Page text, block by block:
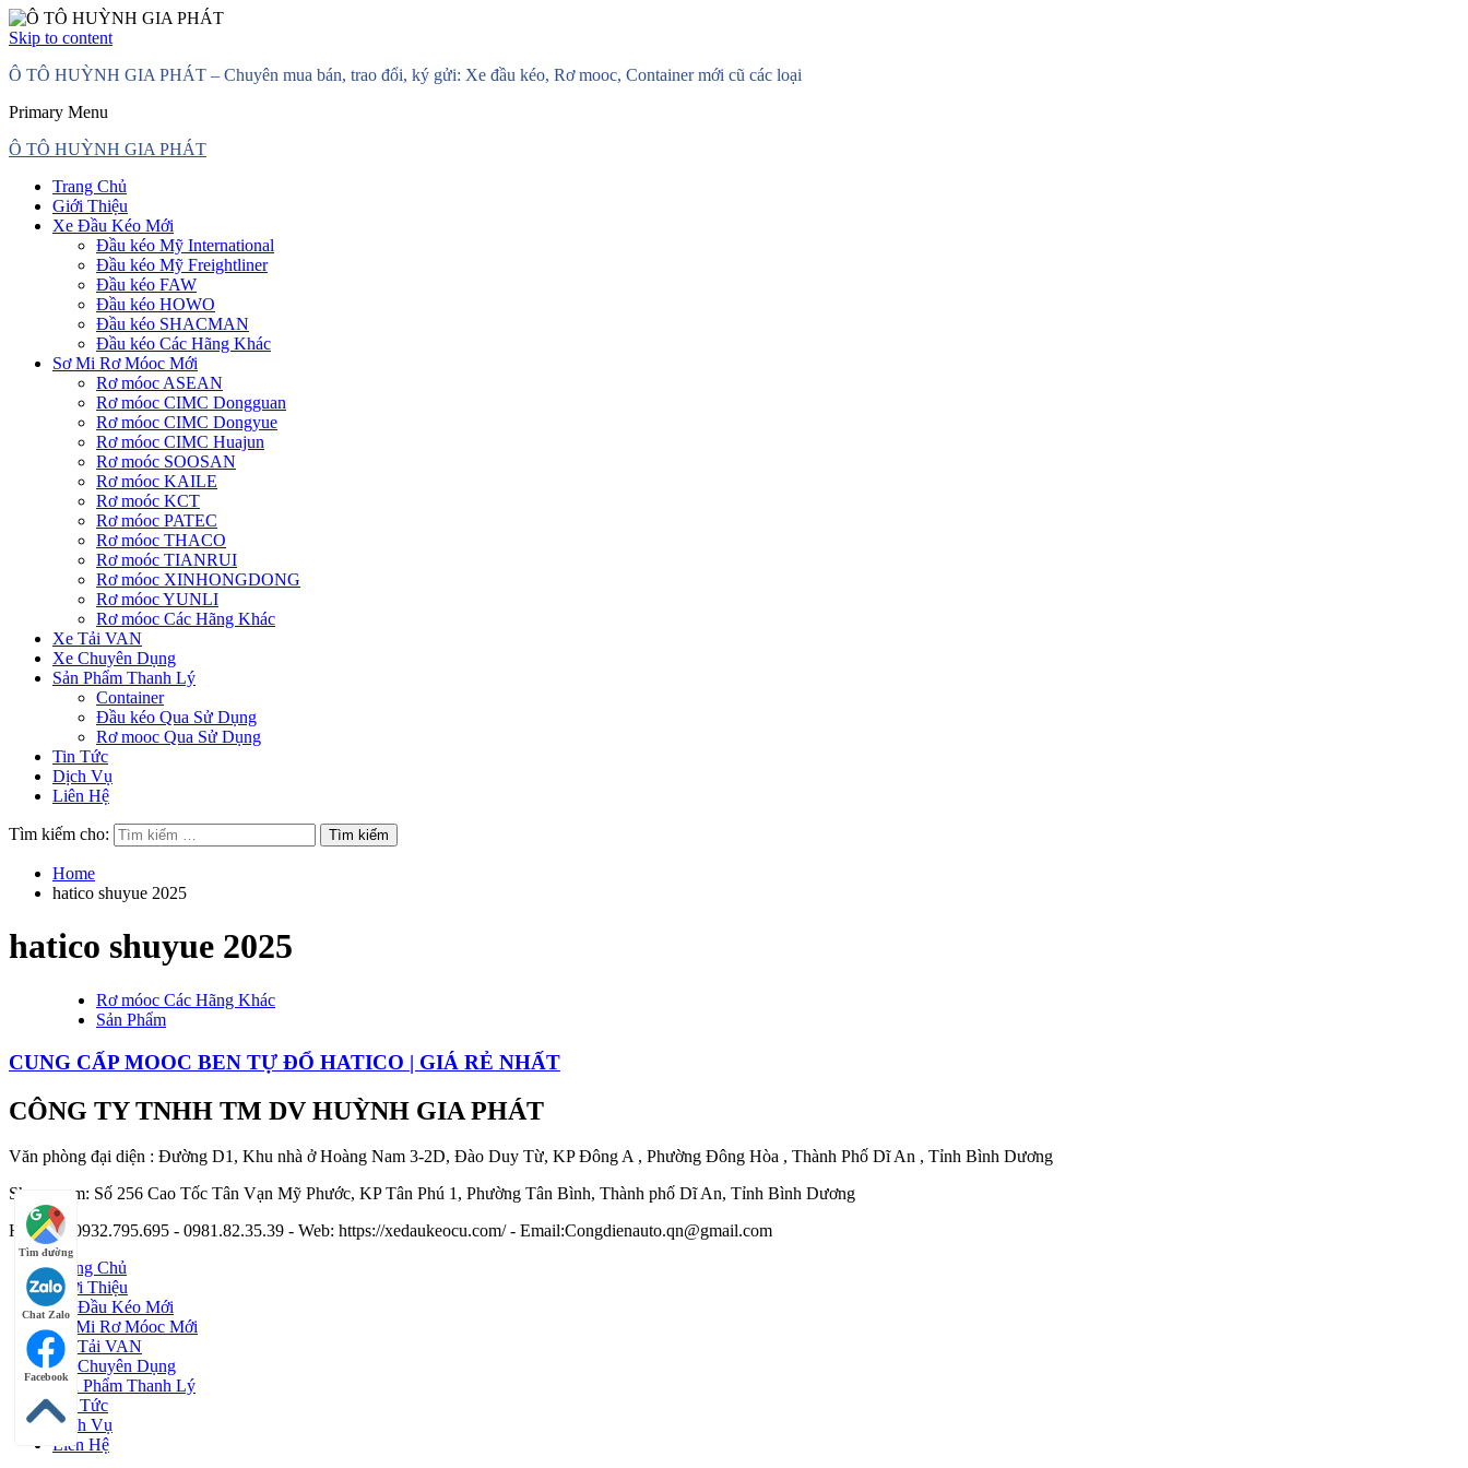
Skip to content
Ô TÔ HUỲNH GIA PHÁT – Chuyên mua bán, trao đổi, ký gửi: Xe đầu kéo, Rơ mooc, Container mới cũ các loại
Primary Menu
Ô TÔ HUỲNH GIA PHÁT
Trang Chủ
Giới Thiệu
Xe Đầu Kéo Mới
Đầu kéo Mỹ International
Đầu kéo Mỹ Freightliner
Đầu kéo FAW
Đầu kéo HOWO
Đầu kéo SHACMAN
Đầu kéo Các Hãng Khác
Sơ Mi Rơ Móoc Mới
Rơ móoc ASEAN
Rơ móoc CIMC Dongguan
Rơ móoc CIMC Dongyue
Rơ móoc CIMC Huajun
Rơ moóc SOOSAN
Rơ móoc KAILE
Rơ moóc KCT
Rơ móoc PATEC
Rơ móoc THACO
Rơ moóc TIANRUI
Rơ móoc XINHONGDONG
Rơ móoc YUNLI
Rơ móoc Các Hãng Khác
Xe Tải VAN
Xe Chuyên Dụng
Sản Phẩm Thanh Lý
Container
Đầu kéo Qua Sử Dụng
Rơ mooc Qua Sử Dụng
Tin Tức
Dịch Vụ
Liên Hệ
Tìm kiếm cho:
Home
hatico shuyue 2025
hatico shuyue 2025
Rơ móoc Các Hãng Khác
Sản Phẩm
CUNG CẤP MOOC BEN TỰ ĐỔ HATICO | GIÁ RẺ NHẤT
CÔNG TY TNHH TM DV HUỲNH GIA PHÁT
Văn phòng đại diện : Đường D1, Khu nhà ở Hoàng Nam 3-2D, Đào Duy Từ, KP Đông A , Phường Đông Hòa , Thành Phố Dĩ An , Tỉnh Bình Dương
Showroom: Số 256 Cao Tốc Tân Vạn Mỹ Phước, KP Tân Phú 1, Phường Tân Bình, Thành phố Dĩ An, Tỉnh Bình Dương
Hotline : 0932.795.695 - 0981.82.35.39 - Web: https://xedaukeocu.com/ - Email:Congdienauto.qn@gmail.com
Tìm đường
Chat Zalo
Facebook
Trang Chủ
Giới Thiệu
Xe Đầu Kéo Mới
Sơ Mi Rơ Móoc Mới
Xe Tải VAN
Xe Chuyên Dụng
Sản Phẩm Thanh Lý
Tin Tức
Dịch Vụ
Liên Hệ